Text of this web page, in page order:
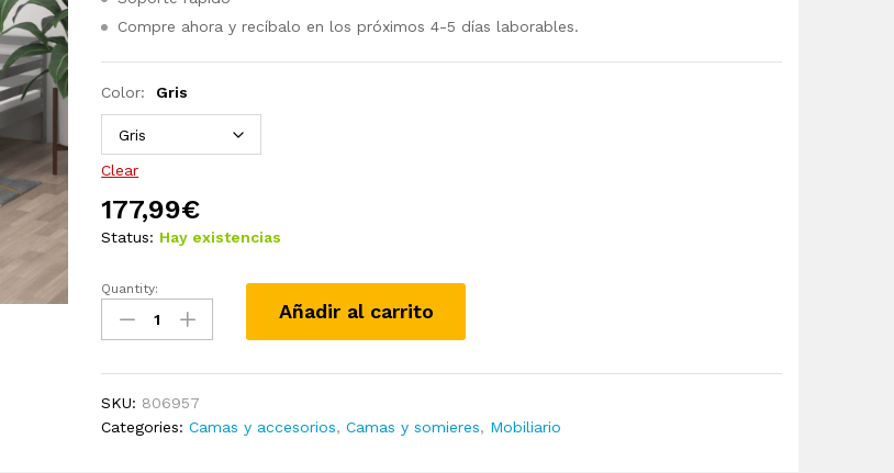
Compre ahora y recíbalo en los próximos 4-5 días laborables.
Color: Gris
Clear
177,99€
Status: Hay existencias
Sofá
cama
extraíble
de
pino
Quantity:
Añadir al carrito
SKU: 806957
Categories:Camas y accesorios,Camas y somieres, Mobiliario